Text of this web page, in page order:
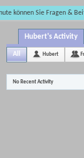
können Sie Fragen &
Hubert's Activity
All Hubert
No Recent Activity